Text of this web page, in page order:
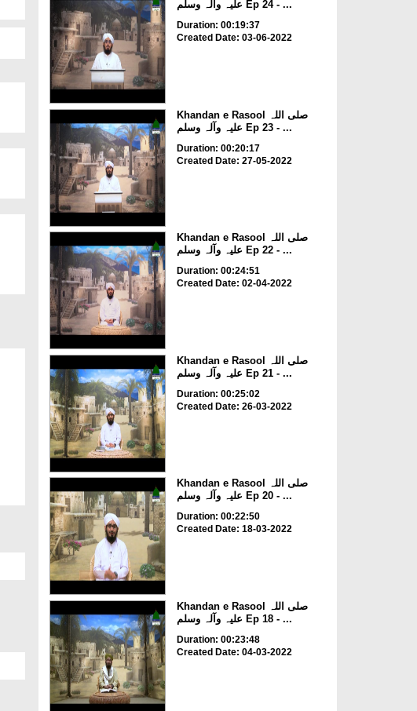
علیہ وآلہ وسلم Ep 24 - ...
Duration: 00:19:37
Created Date: 03-06-2022
Khandan e Rasool صلی اللہ
علیہ وآلہ وسلم Ep 23 - ...
Duration: 00:20:17
Created Date: 27-05-2022
Khandan e Rasool صلی اللہ
علیہ وآلہ وسلم Ep 22 - ...
Duration: 00:24:51
Created Date: 02-04-2022
Khandan e Rasool صلی اللہ
علیہ وآلہ وسلم Ep 21 - ...
Duration: 00:25:02
Created Date: 26-03-2022
Khandan e Rasool صلی اللہ
علیہ وآلہ وسلم Ep 20 - ...
Duration: 00:22:50
Created Date: 18-03-2022
Khandan e Rasool صلی اللہ
علیہ وآلہ وسلم Ep 18 - ...
Duration: 00:23:48
Created Date: 04-03-2022